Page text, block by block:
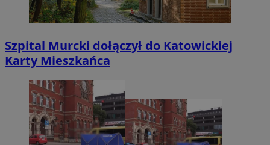
Szpital Murcki dołączył do Katowickiej
Karty Mieszkańca